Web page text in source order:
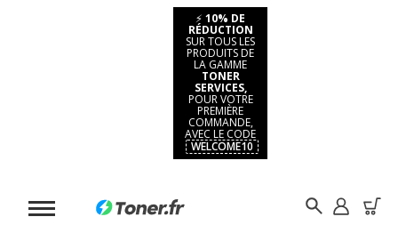
⚡ 10% DE
RÉDUCTION
SUR TOUS LES
PRODUITS DE
LA GAMME
TONER
SERVICES,
POUR VOTRE
PREMIÈRE
COMMANDE,
AVEC LE CODE
WELCOME10